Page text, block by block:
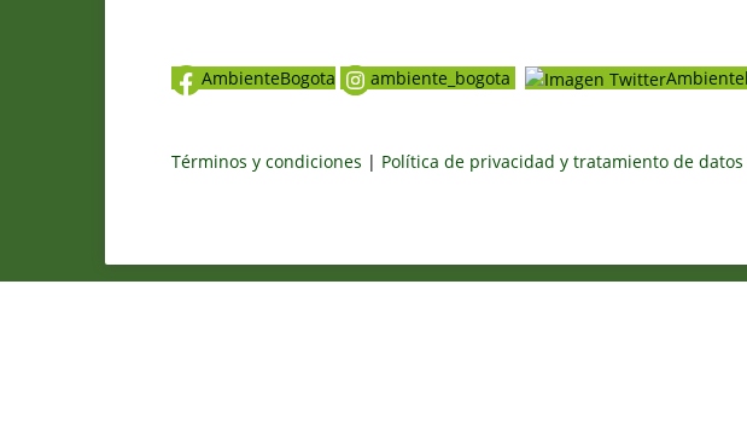
AmbienteBogota ambiente_bogota
Términos y condiciones | Política de privacidad y tratamiento de